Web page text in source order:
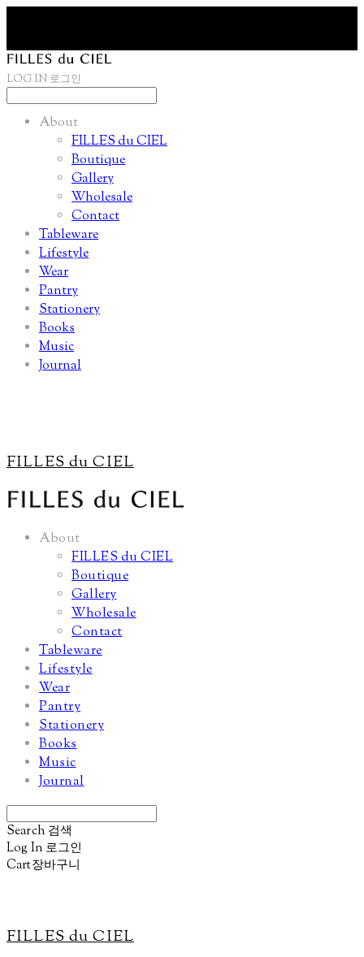
LOG IN 로그인
About
FILLES du CIEL
Boutique
Gallery
Wholesale
Contact
Tableware
Lifestyle
Wear
Pantry
Stationery
Books
Music
Journal
FILLES du CIEL
About
FILLES du CIEL
Boutique
Gallery
Wholesale
Contact
Tableware
Lifestyle
Wear
Pantry
Stationery
Books
Music
Journal
Search 검색
Log In 로그인
Cart장바구니
FILLES du CIEL